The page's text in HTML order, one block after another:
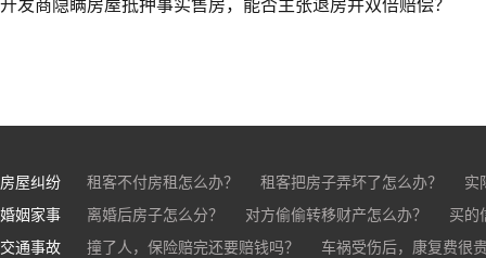
房屋纠纷 租客不付房租怎么办？ 租客把房子弄坏了怎么办？
实
房东不退押金怎么办？
买房的定金能退吗？ 买的房子
婚姻家事 离婚后房子怎么分？ 对方偷偷转移财产怎么办？
买的
离婚了公司股权怎么处理？
离婚后财产怎么分？
交通事故 撞了人，保险赔完还要赔钱吗？
车祸受伤后，康复费很